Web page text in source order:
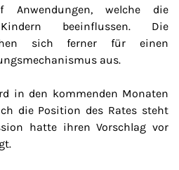
Anwendungen, welche die
beeinflussen. Die
sich ferner für einen
aus.
in den kommenden Monaten
die Position des Rates steht
hatte ihren Vorschlag vor